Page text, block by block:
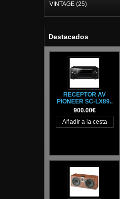
VINTAGE (25)
Destacados
RECEPTOR AV
PIONEER SC-LX89..
900.00€